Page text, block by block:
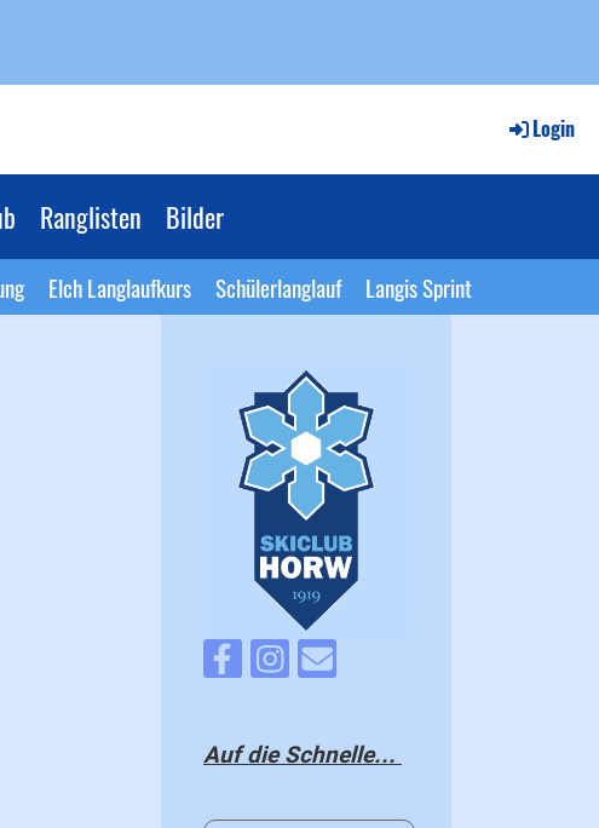
Login
Ranglisten Bilder
Elch Langlaufkurs Schülerlanglauf Langis Sprint
Auf die Schnelle...